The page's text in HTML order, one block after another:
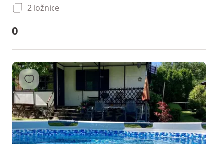
2 ložnice
0
Přidat do oblíbených